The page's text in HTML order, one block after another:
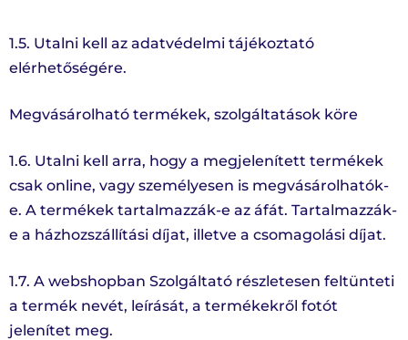
1.5. Utalni kell az adatvédelmi tájékoztató
elérhetőségére.
Megvásárolható termékek, szolgáltatások köre
1.6. Utalni kell arra, hogy a megjelenített termékek
csak online, vagy személyesen is megvásárolhatók-
e. A termékek tartalmazzák-e az áfát. Tartalmazzák-
e a házhozszállítási díjat, illetve a csomagolási díjat.
1.7. A webshopban Szolgáltató részletesen feltünteti
a termék nevét, leírását, a termékekről fotót
jelenítet meg.